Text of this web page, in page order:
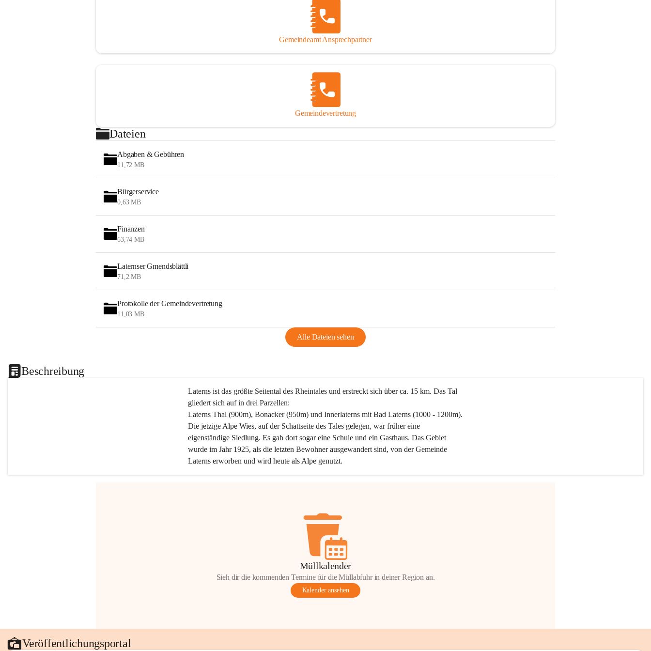
Gemeindeamt Ansprechpartner
Gemeindevertretung
Dateien
Abgaben & Gebühren
11,72 MB
Bürgerservice
0,63 MB
Finanzen
63,74 MB
Laternser Gmendsblättli
71,2 MB
Protokolle der Gemeindevertretung
11,03 MB
Alle Dateien sehen
Beschreibung
Laterns ist das größte Seitental des Rheintales und erstreckt sich über ca. 15 km. Das Tal
gliedert sich auf in drei Parzellen:
Laterns Thal (900m), Bonacker (950m) und Innerlaterns mit Bad Laterns (1000 - 1200m).
Die jetzige Alpe Wies, auf der Schattseite des Tales gelegen, war früher eine
eigenständige Siedlung. Es gab dort sogar eine Schule und ein Gasthaus. Das Gebiet
wurde im Jahr 1925, als die letzten Bewohner ausgewandert sind, von der Gemeinde
Laterns erworben und wird heute als Alpe genutzt.
Müllkalender
Sieh dir die kommenden Termine für die Müllabfuhr in deiner Region an.
Kalender ansehen
Veröffentlichungsportal